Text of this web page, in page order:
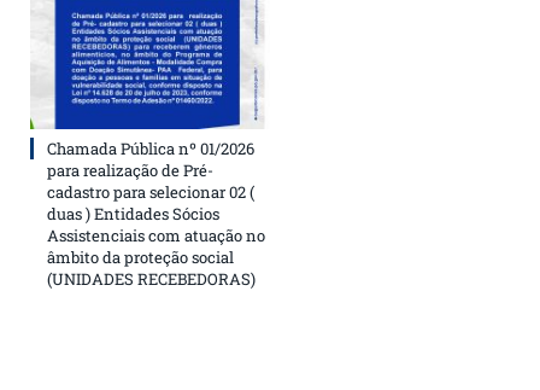
Chamada Pública nº 01/2026
para realização de Pré-
cadastro para selecionar 02 (
duas ) Entidades Sócios
Assistenciais com atuação no
âmbito da proteção social
(UNIDADES RECEBEDORAS)